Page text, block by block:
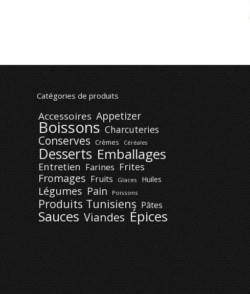
Catégories de produits
Accessoires Appetizer
Boissons Charcuteries
Conserves Crèmes Céréales
Desserts Emballages
Entretien Farines Frites
Fromages Fruits Glaces Huiles
Légumes Pain Poissons
Produits Tunisiens Pâtes
Sauces Viandes Épices